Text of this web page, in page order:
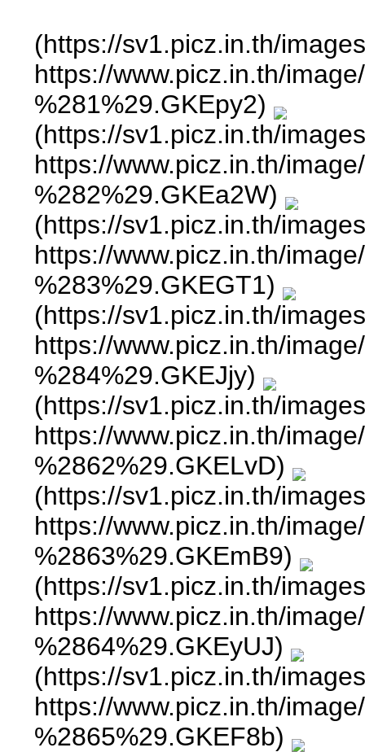
(https://sv1.picz.in.th/
https://www.picz.in.th/
%281%29.GKEpy2)
(https://sv1.picz.in.th/
https://www.picz.in.th/
%282%29.GKEa2W)
(https://sv1.picz.in.th/
https://www.picz.in.th/
%283%29.GKEGT1)
(https://sv1.picz.in.th/
https://www.picz.in.th/
%284%29.GKEJjy)
(https://sv1.picz.in.th/
https://www.picz.in.th/
%2862%29.GKELvD)
(https://sv1.picz.in.th/
https://www.picz.in.th/
%2863%29.GKEmB9)
(https://sv1.picz.in.th/
https://www.picz.in.th/
%2864%29.GKEyUJ)
(https://sv1.picz.in.th/
https://www.picz.in.th/
%2865%29.GKEF8b)